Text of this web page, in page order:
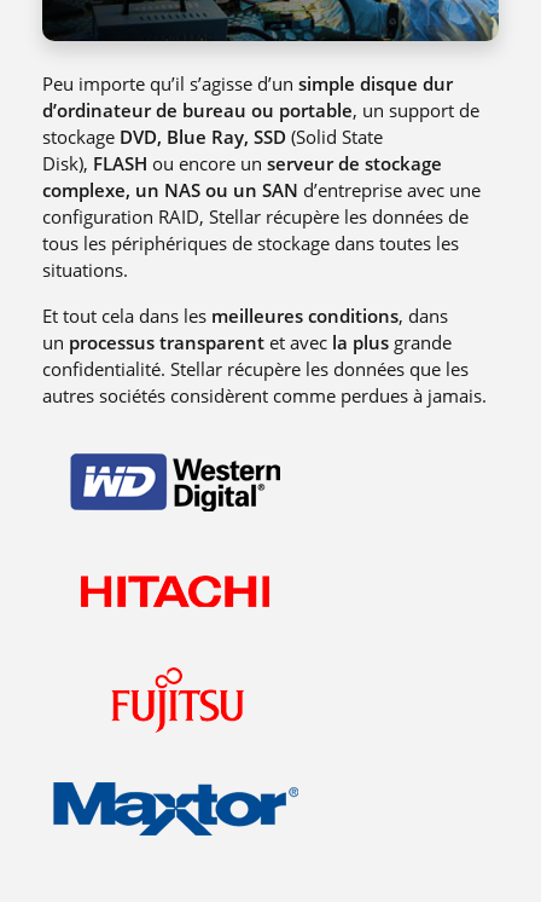
Peu importe qu’il s’agisse d’unsimple disque dur
d’ordinateur de bureau ou portable, un support de
stockage DVD, Blue Ray, SSD(Solid State
Disk), FLASH ou encore unserveur de stockage
complexe, un NAS ou un SAN d’entreprise avec une
configuration RAID, Stellar récupère les données de
tous les périphériques de stockage dans toutes les
situations.
Et tout cela dans les meilleures conditions, dans
un processus transparent et avec la plus grande
confidentialité. Stellar récupère les données que les
autres sociétés considèrent comme perdues à jamais.